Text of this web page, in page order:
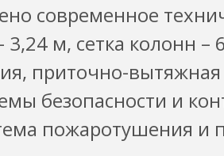
современное
3,24 м, сетка колонн –
приточно-
безопасности и
пожаротушения и